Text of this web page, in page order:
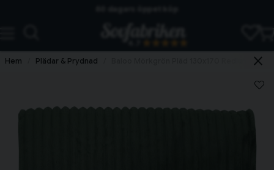
Hem Plädar & Prydnad Baloo Mörkgrön Pläd 130x170 Redlunds